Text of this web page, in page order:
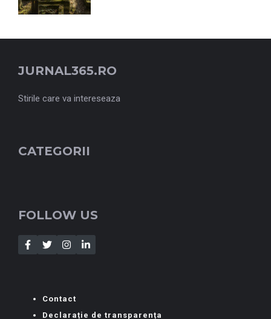
JURNAL365.RO
Stirile care va intereseaza
CATEGORII
FOLLOW US
Contact
Declarație de transparența